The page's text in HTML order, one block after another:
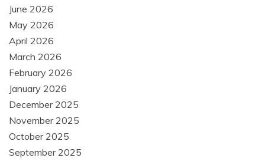
June 2026
May 2026
April 2026
March 2026
February 2026
January 2026
December 2025
November 2025
October 2025
September 2025